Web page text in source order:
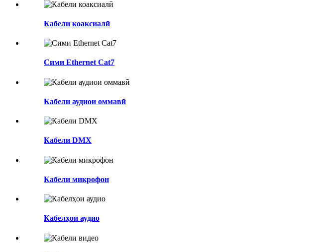
Кабели коаксиалӣ
Сими Ethernet Cat7
Кабели аудиои оммавӣ
Кабели DMX
Кабели микрофон
Кабелҳои аудио